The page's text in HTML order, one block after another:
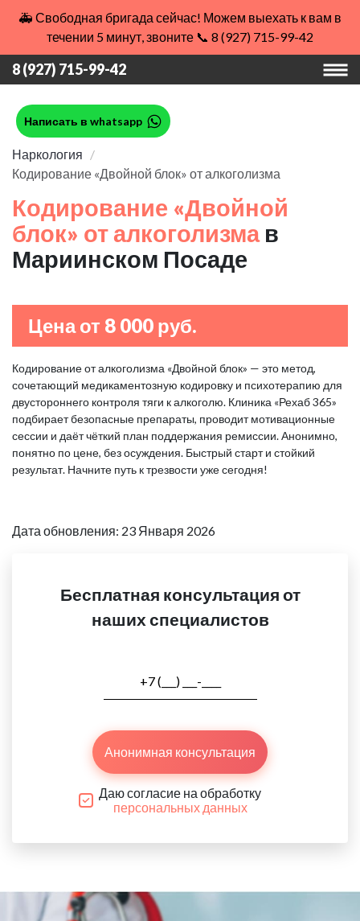
🚑 Свободная бригада сейчас! Можем выехать к вам в
течении 5 минут, звоните 📞 8 (927) 715-99-42
8 (927) 715-99-42
Написать в whatsapp
Наркология
Кодирование «Двойной блок» от алкоголизма
Кодирование «Двойной
блок» от алкоголизма в
Мариинском Посаде
Цена от 8 000 руб.
Кодирование от алкоголизма «Двойной блок» — это метод,
сочетающий медикаментозную кодировку и психотерапию для
двустороннего контроля тяги к алкоголю. Клиника «Рехаб 365»
подбирает безопасные препараты, проводит мотивационные
сессии и даёт чёткий план поддержания ремиссии. Анонимно,
понятно по цене, без осуждения. Быстрый старт и стойкий
результат. Начните путь к трезвости уже сегодня!
Дата обновления: 23 Января 2026
Бесплатная консультация от
наших специалистов
Анонимная консультация
Даю согласие на обработку
персональных данных